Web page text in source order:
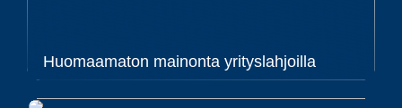
Huomaamaton mainonta yrityslahjoilla